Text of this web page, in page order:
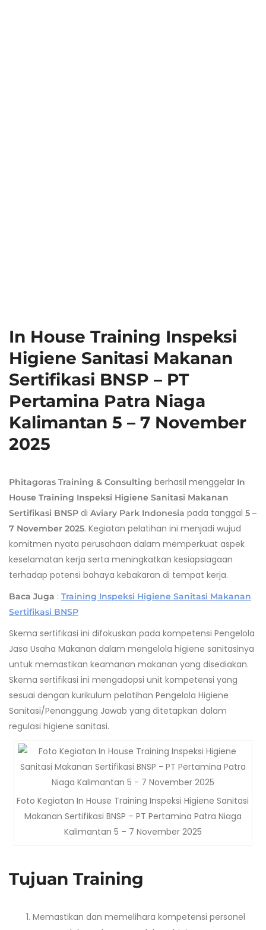
In House Training Inspeksi
Higiene Sanitasi Makanan
Sertifikasi BNSP – PT
Pertamina Patra Niaga
Kalimantan 5 – 7 November
2025
Phitagoras Training & Consulting berhasil menggelar In
House Training Inspeksi Higiene Sanitasi Makanan
Sertifikasi BNSP di Aviary Park Indonesia pada tanggal 5 –
7 November 2025. Kegiatan pelatihan ini menjadi wujud
komitmen nyata perusahaan dalam memperkuat aspek
keselamatan kerja serta meningkatkan kesiapsiagaan
terhadap potensi bahaya kebakaran di tempat kerja.
Baca Juga : Training Inspeksi Higiene Sanitasi Makanan
Sertifikasi BNSP
Skema sertifikasi ini difokuskan pada kompetensi Pengelola
Jasa Usaha Makanan dalam mengelola higiene sanitasinya
untuk memastikan keamanan makanan yang disediakan.
Skema sertifikasi ini mengadopsi unit kompetensi yang
sesuai dengan kurikulum pelatihan Pengelola Higiene
Sanitasi/Penanggung Jawab yang ditetapkan dalam
regulasi higiene sanitasi.
Foto Kegiatan In House Training Inspeksi Higiene Sanitasi
Makanan Sertifikasi BNSP – PT Pertamina Patra Niaga
Kalimantan 5 – 7 November 2025
Tujuan Training
Memastikan dan memelihara kompetensi personel